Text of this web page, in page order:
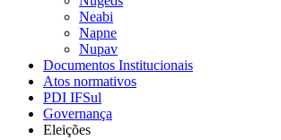
Neabi
Napne
Nupav
Documentos Institucionais
Atos normativos
PDI IFSul
Governança
Eleições